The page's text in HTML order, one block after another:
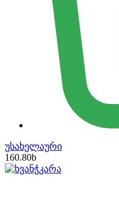
უსახელაური
160.80b